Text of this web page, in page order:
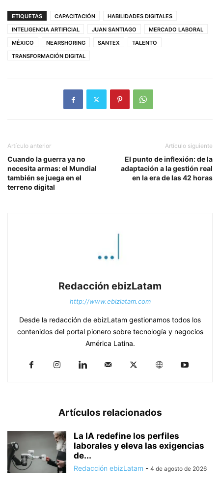
ETIQUETAS CAPACITACIÓN
HABILIDADES DIGITALES
INTELIGENCIA ARTIFICIAL
JUAN SANTIAGO
MERCADO LABORAL
MÉXICO
NEARSHORING SANTEX
TALENTO
TRANSFORMACIÓN DIGITAL
Artículo anterior
Cuando la guerra ya no
necesita armas: el Mundial
también se juega en el
terreno digital
Artículo siguiente
El punto de inflexión: de la
adaptación a la gestión real
en la era de las 42 horas
Redacción ebizLatam
http://www.ebizlatam.com
Desde la redacción de ebizLatam gestionamos todos los
contenidos del portal pionero sobre tecnología y negocios
América Latina.
Artículos relacionados
La IA redefine los perfiles
laborales y eleva las exigencias
de...
Redacción ebizLatam - 4 de agosto de 2026